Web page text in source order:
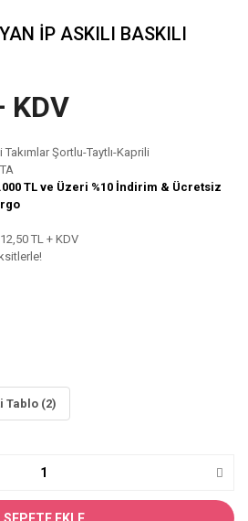
İP ASKILI BASKILI
KDV
Takımlar Şortlu-Taytlı-Kaprili
TL ve Üzeri %10 İndirim & Ücretsiz
TL + KDV
Tablo (2)
SEPETE EKLE